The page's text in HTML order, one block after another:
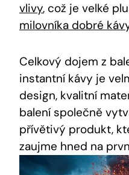
vlivy, což je velké
milovníka dobré
Celkový dojem z
instantní kávy je
design, kvalitní
balení společně
přívětivý produkt,
zaujme hned na